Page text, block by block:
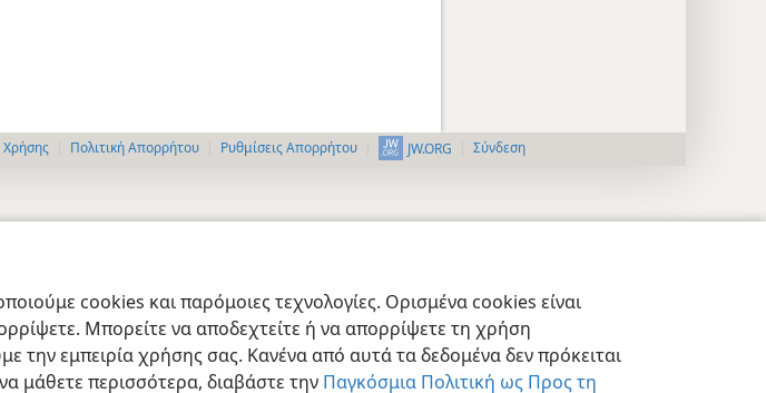
cookies και παρόμοιες τεχνολογίες. Ορισμένα cookies είναι
Μπορείτε να αποδεχτείτε ή να απορρίψετε τη χρήση
την εμπειρία χρήσης σας. Κανένα από αυτά τα δεδομένα δεν πρόκειται
μάθετε περισσότερα, διαβάστε την Παγκόσμια Πολιτική ως Προς τη
Πολιτική Απορρήτου Ρυθμίσεις Απορρήτου JW.ORG Σύνδεση